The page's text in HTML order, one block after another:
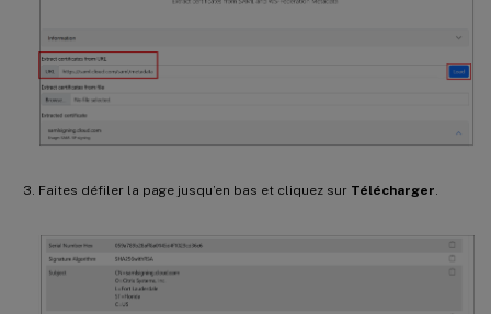
Faites défiler la page jusqu’en bas et cliquez sur Télécharger.